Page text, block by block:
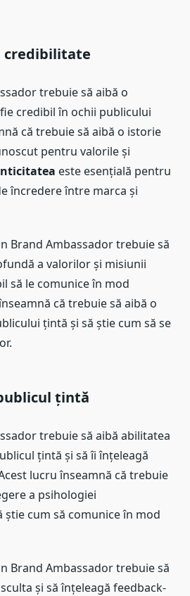
credibilitate
trebuie să aibă o
credibil în ochii publicului
că trebuie să aibă o istorie
pentru valorile și
este esențială pentru
încredere între marca și
Brand Ambassador trebuie să
a valorilor și misiunii
să le comunice în mod
că trebuie să aibă o
țintă și să știe cum să se
țintă
trebuie să aibă abilitatea
țintă și să îi înțeleagă
lucru înseamnă că trebuie
a psihologiei
cum să comunice în mod
Brand Ambassador trebuie să
și să înțeleagă feedback-